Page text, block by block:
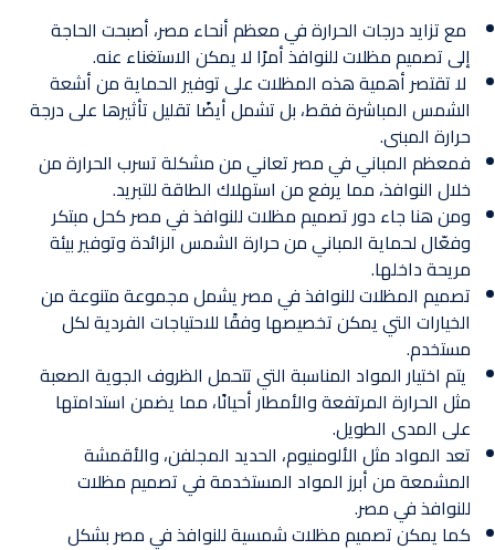
مع تزايد درجات الحرارة في معظم أنحاء مصر، أصبحت الحاجة
إلى تصميم مظلات للنوافذ أمرًا لا يمكن الاستغناء عنه.
لا تقتصر أهمية هذه المظلات على توفير الحماية من أشعة
الشمس المباشرة فقط، بل تشمل أيضًا تقليل تأثيرها على درجة
حرارة المبنى.
فمعظم المباني في مصر تعاني من مشكلة تسرب الحرارة من
خلال النوافذ، مما يرفع من استهلاك الطاقة للتبريد.
ومن هنا جاء دور تصميم مظلات للنوافذ في مصر كحل مبتكر
وفعّال لحماية المباني من حرارة الشمس الزائدة وتوفير بيئة
مريحة داخلها.
تصميم المظلات للنوافذ في مصر يشمل مجموعة متنوعة من
الخيارات التي يمكن تخصيصها وفقًا للاحتياجات الفردية لكل
مستخدم.
يتم اختيار المواد المناسبة التي تتحمل الظروف الجوية الصعبة
مثل الحرارة المرتفعة والأمطار أحيانًا، مما يضمن استدامتها
على المدى الطويل.
تعد المواد مثل الألومنيوم، الحديد المجلفن، والأقمشة
المشمعة من أبرز المواد المستخدمة في تصميم مظلات
للنوافذ في مصر.
كما يمكن تصميم مظلات شمسية للنوافذ في مصر بشكل